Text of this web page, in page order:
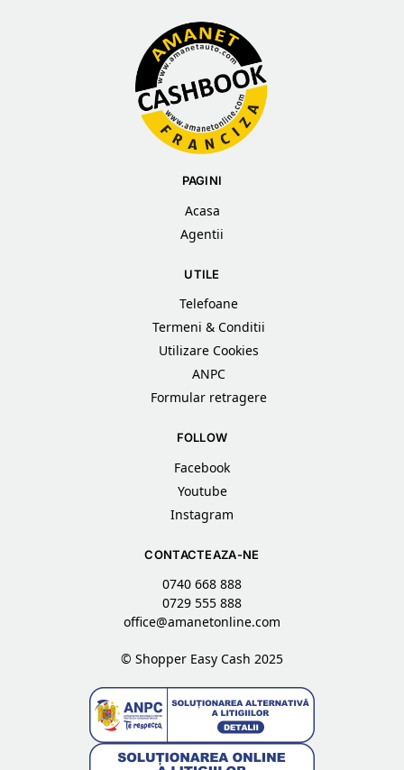
PAGINI
Acasa
Agentii
UTILE
Telefoane
Termeni & Conditii
Utilizare Cookies
ANPC
Formular retragere
FOLLOW
Facebook
Youtube
Instagram
CONTACTEAZA-NE
0740 668 888
0729 555 888
office@amanetonline.com
© Shopper Easy Cash 2025